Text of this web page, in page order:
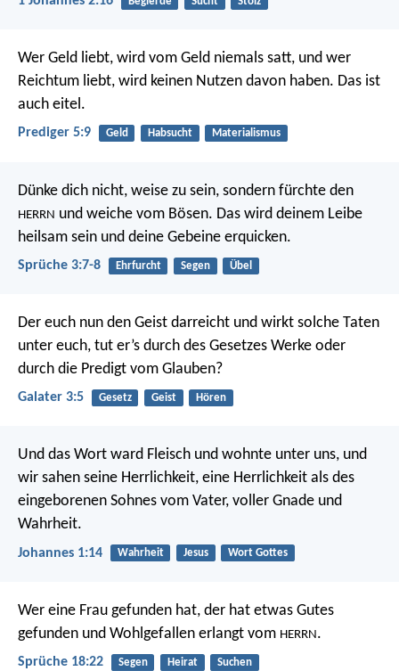
Wer Geld liebt, wird vom Geld niemals satt, und wer
Reichtum liebt, wird keinen Nutzen davon haben. Das ist
auch eitel.
Prediger 5:9 Geld Habsucht Materialismus
Dünke dich nicht, weise zu sein, sondern fürchte den
HERRN und weiche vom Bösen. Das wird deinem Leibe
heilsam sein und deine Gebeine erquicken.
Sprüche 3:7-8 Ehrfurcht Segen Übel
Der euch nun den Geist darreicht und wirkt solche Taten
unter euch, tut er’s durch des Gesetzes Werke oder
durch die Predigt vom Glauben?
Galater 3:5 Gesetz Geist Hören
Und das Wort ward Fleisch und wohnte unter uns, und
wir sahen seine Herrlichkeit, eine Herrlichkeit als des
eingeborenen Sohnes vom Vater, voller Gnade und
Wahrheit.
Johannes 1:14 Wahrheit Jesus Wort Gottes
Wer eine Frau gefunden hat, der hat etwas Gutes
gefunden und Wohlgefallen erlangt vom HERRN .
Sprüche 18:22 Segen Heirat Suchen